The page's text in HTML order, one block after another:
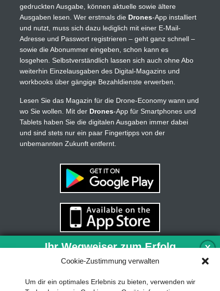
Cookie-Zustimmung verwalten
Um dir ein optimales Erlebnis zu bieten, verwenden wir
gedruckten Ausgabe, können aktuelle sowie ältere
Ausgaben lesen. Wer erstmals die Drones-App installiert
und nutzt, muss sich dazu lediglich mit einer E-Mail-
Adresse und Passwort registrieren – geht ganz schnell –
sowie die Abonummer eingeben, schon kann es
losgehen. Selbstverständlich lassen sich auch ohne Abo
weiterhin Einzelausgaben des Digital-Magazins und
workbooks über gängige Bezahldienste erwerben.
Lesen Sie das Magazin für die Drone-Economy wann und
wo Sie wollen. Mit der Drones-App für Smartphones und
Tablets haben Sie die digitalen Ausgaben immer dabei
und sind stets nur ein paar Fingertipps von der
unbemannten Zukunft entfernt.
X
Ihr Wegweiser zum Erfolg
nachhaltigen Geschäftsmodells sind für